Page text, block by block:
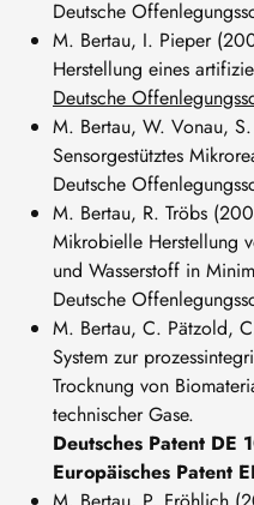
Deutsche
M. Bertau, I. Pieper
Herstellung eines
Deutsche
M. Bertau, W. Vonau,
Sensorgestütztes
Deutsche
M. Bertau, R. Tröbs
Mikrobielle Herstellung
und Wasserstoff in
Deutsche
M. Bertau, C. Pätzold,
System zur
Trocknung von
technischer Gase.
Deutsches Patent
Europäisches Patent